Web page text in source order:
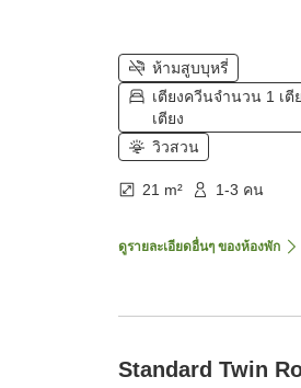
ห้ามสูบบุหรี่
เตียงควีนจำนวน 1 เตี
เตียง
วิวสวน
21 m² 1-3 คน
ดูรายละเอียดอื่นๆ ของห้องพัก
Standard Twin